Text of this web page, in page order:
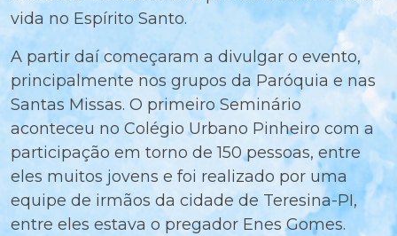
vida no Espírito Santo.
A partir daí começaram a divulgar o evento,
principalmente nos grupos da Paróquia e nas
Santas Missas. O primeiro Seminário
aconteceu no Colégio Urbano Pinheiro com a
participação em torno de 150 pessoas, entre
eles muitos jovens e foi realizado por uma
equipe de irmãos da cidade de Teresina-PI,
entre eles estava o pregador Enes Gomes.